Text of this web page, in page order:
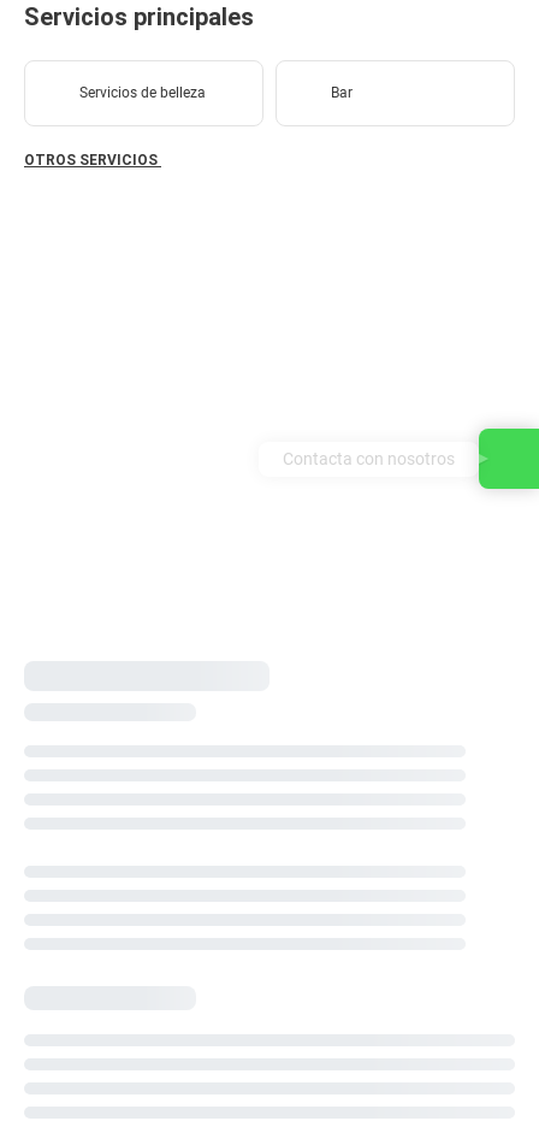
Servicios principales
Servicios de belleza Bar
OTROS SERVICIOS
Contacta con nosotros